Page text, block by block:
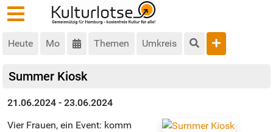
Heute Mo Themen Umkreis
Summer Kiosk
21.06.2024 - 23.06.2024
Vier Frauen, ein Event: komm